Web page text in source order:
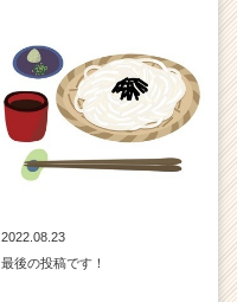
2022.08.23
最後の投稿です！